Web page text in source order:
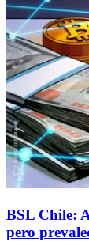
BSL Chile:
pero